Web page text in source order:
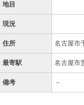
地目
現況
住所 名古屋市
最寄駅 名古屋市
備考 －